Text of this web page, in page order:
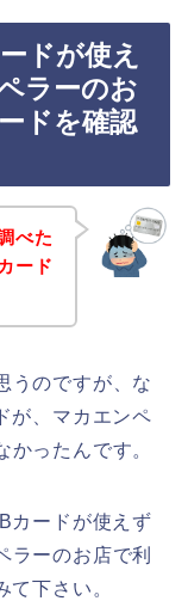
ドが使え
ラーのお
ドを確認
べた
ード
うのですが、な
が、マカエンペ
ったんです。
カードが使えず
ラーのお店で利
下さい。